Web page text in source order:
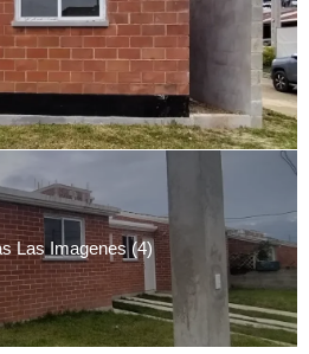
Las Imagenes (4)